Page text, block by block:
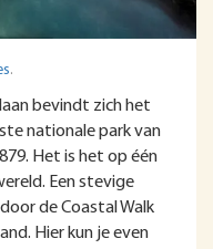
.
bevindt zich het
nationale park van
Het is het op één
Een stevige
de Coastal Walk
Hier kun je even